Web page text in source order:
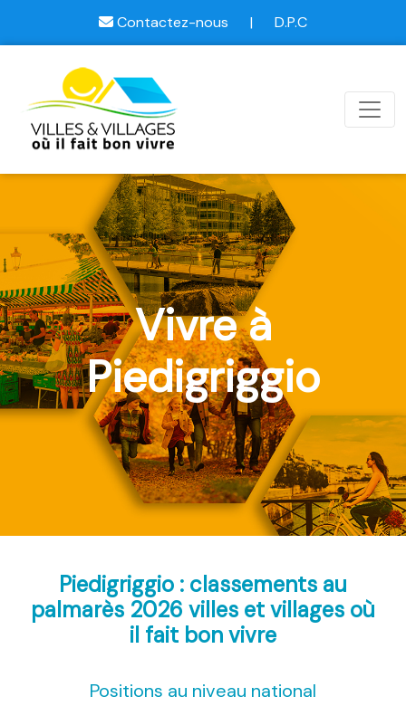
Contactez-nous | D.P.C
Vivre à
Piedigriggio
Piedigriggio : classements au
palmarès 2026 villes et villages où
il fait bon vivre
Positions au niveau national